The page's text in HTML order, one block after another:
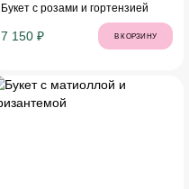
Букет с розами и гортензией
7 150 ₽ В КОРЗИНУ